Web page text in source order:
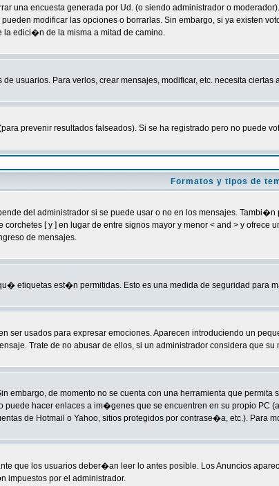
una encuesta generada por Ud. (o siendo administrador o
modificar las opciones o borrarlas. Sin embargo, si ya existen
edici�n de la misma a mitad de camino.
usuarios. Para verlos, crear mensajes, modificar, etc. necesita
prevenir resultados falseados). Si se ha registrado pero no puede
Formatos y tipos de
del administrador si se puede usar o no en los mensajes.
corchetes [ y ] en lugar de entre signos mayor y menor < and > y
de mensajes.
etiquetas est�n permitidas. Esto es una medida de seguridad para
usados para expresar emociones. Aparecen introduciendo un
Trate de no abusar de ellos, si un administrador considera que
embargo, de momento no se cuenta con una herramienta que
puede hacer enlaces a im�genes que se encuentren en su propio
de Hotmail o Yahoo, sitios protegidos por contrase�a, etc.). Para
que los usuarios deber�an leer lo antes posible. Los Anuncios
impuestos por el administrador.